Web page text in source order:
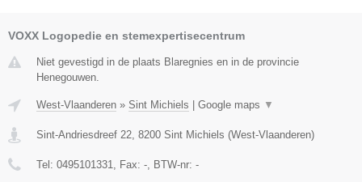
VOXX Logopedie en stemexpertisecentrum
Niet gevestigd in de plaats Blaregnies en in de provincie
Henegouwen.
West-Vlaanderen » Sint Michiels Google maps ▼
Sint-Andriesdreef 22, 8200 Sint Michiels (West-Vlaanderen)
Tel: 0495101331, Fax: -, BTW-nr: -